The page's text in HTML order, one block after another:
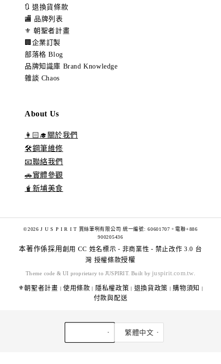
🔃 退換貨條款
🏬 品牌列表
⚜️ 朝聖者計畫
🏢企業訂製
部落格 Blog
品牌知識庫 Brand Knowledge
雜談 Chaos
About Us
👩🏻‍🎓關於我們
🛠️鋼筆維修
📧聯絡我們
🚗實體參觀
🧋新埔美食
©2026 J U S P I R I T 賈絲筆咧有限公司 統一編號: 60601707。電聯+886
900205436
本著作係採用 創用 CC 姓名標示 - 非商業性 - 禁止改作 3.0 台
灣 授權條款授權
Theme code & UI proprietary to JUSPIRIT. Built by juspirit.com.tw
⚜️朝聖者計畫 | 使用條款 | 隱私權政策 | 退換貨政策 | 購物須知 |
付款與配送